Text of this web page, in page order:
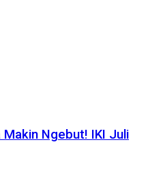
Ngebut! IKI Juli